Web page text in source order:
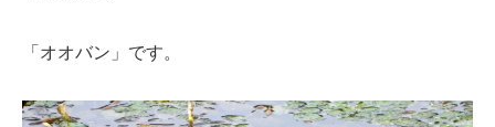
「オオバン」です。